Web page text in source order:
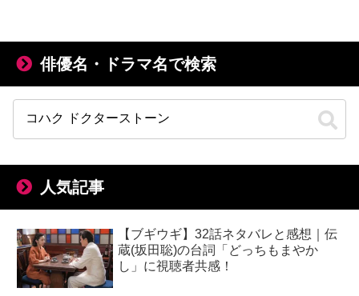
俳優名・ドラマ名で検索
人気記事
【ブギウギ】32話ネタバレと感想｜伝
蔵(坂田聡)の台詞「どっちもまやか
し」に視聴者共感！